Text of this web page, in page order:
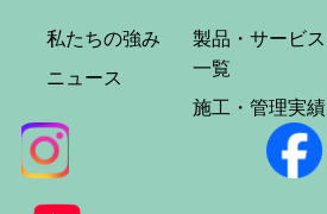
私たちの強み
ニュース
製品・サービス
一覧
施工・管理実績